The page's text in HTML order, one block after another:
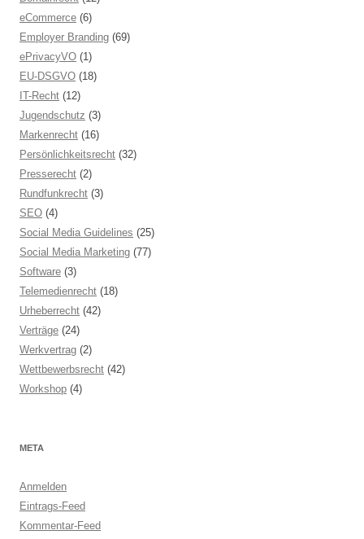
eCommerce (6)
Employer Branding (69)
ePrivacyVO (1)
EU-DSGVO (18)
IT-Recht (12)
Jugendschutz (3)
Markenrecht (16)
Persönlichkeitsrecht (32)
Presserecht (2)
Rundfunkrecht (3)
SEO (4)
Social Media Guidelines (25)
Social Media Marketing (77)
Software (3)
Telemedienrecht (18)
Urheberrecht (42)
Verträge (24)
Werkvertrag (2)
Wettbewerbsrecht (42)
Workshop (4)
META
Anmelden
Eintrags-Feed
Kommentar-Feed